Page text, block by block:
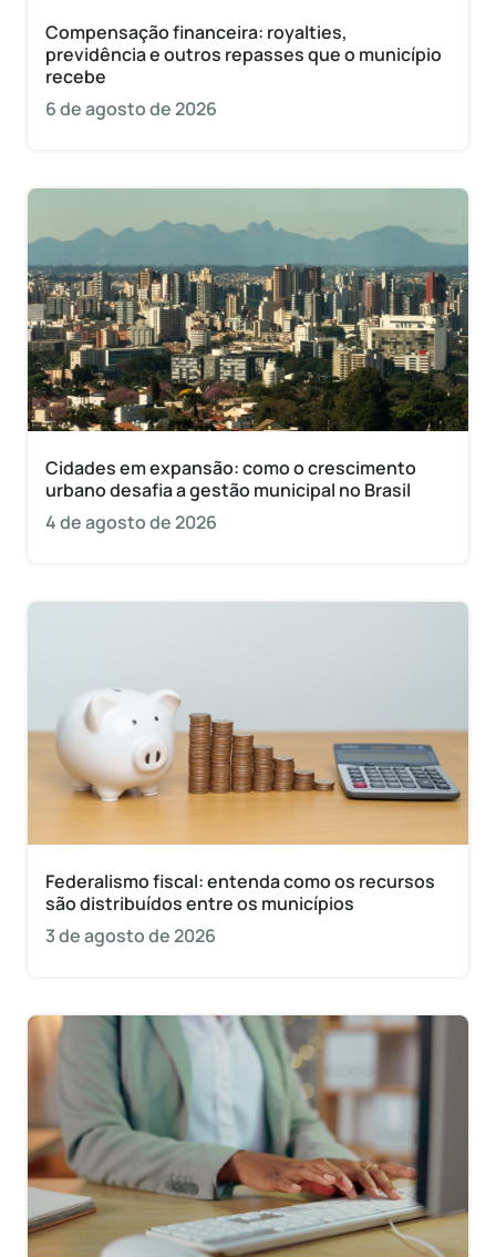
Compensação financeira: royalties,
previdência e outros repasses que o município
recebe
6 de agosto de 2026
Cidades em expansão: como o crescimento
urbano desafia a gestão municipal no Brasil
4 de agosto de 2026
Federalismo fiscal: entenda como os recursos
são distribuídos entre os municípios
3 de agosto de 2026